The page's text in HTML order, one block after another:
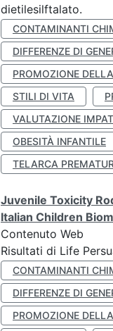
dietilesilftalato.
CONTAMINANTI
DIFFERENZE DI
PROMOZIONE
STILI DI VITA
VALUTAZIONE
OBESITÀ INFANTILE
TELARCA
Juvenile Toxicity
Italian Children
Contenuto Web
Risultati di Life
CONTAMINANTI
DIFFERENZE DI
PROMOZIONE